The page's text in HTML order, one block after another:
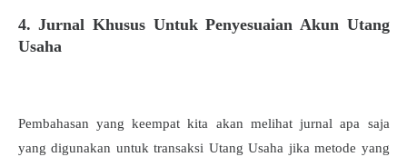
4. Jurnal Khusus Untuk Penyesuaian Akun Utang
Usaha
Pembahasan yang keempat kita akan melihat jurnal apa saja
yang digunakan untuk transaksi Utang Usaha jika metode yang